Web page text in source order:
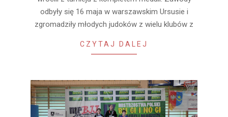
odbyły się 16 maja w warszawskim Ursusie i
zgromadziły młodych judoków z wielu klubów z
CZYTAJ DALEJ